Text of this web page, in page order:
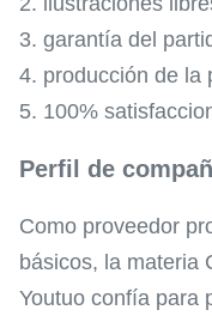
3. garantía del
4. producción de la
5. 100%
Perfil de
Como proveedor
básicos, la materia
Youtuo confía para